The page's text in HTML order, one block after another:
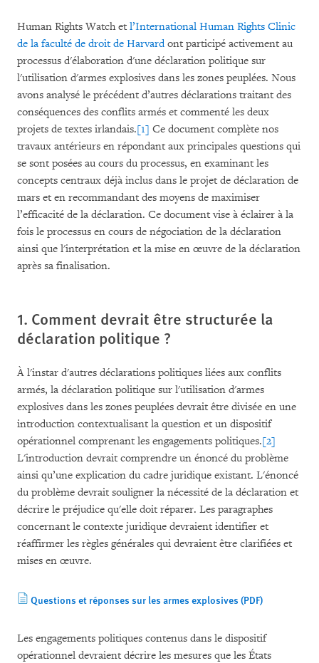
Human Rights Watch et l’International Human Rights Clinic
de la faculté de droit de Harvardont participé activement au
processus d'élaboration d'une déclaration politique sur
l'utilisation d'armes explosives dans les zones peuplées. Nous
avons analysé le précédent d’autres déclarations traitant des
conséquences des conflits armés et commenté les deux
projets de textes irlandais.[1] Ce document complète nos
travaux antérieurs en répondant aux principales questions qui
se sont posées au cours du processus, en examinant les
concepts centraux déjà inclus dans le projet de déclaration de
mars et en recommandant des moyens de maximiser
l’efficacité de la déclaration. Ce document vise à éclairer à la
fois le processus en cours de négociation de la déclaration
ainsi que l'interprétation et la mise en œuvre de la déclaration
après sa finalisation.
1. Comment devrait être structurée la
déclaration politique ?
À l'instar d'autres déclarations politiques liées aux conflits
armés, la déclaration politique sur l'utilisation d'armes
explosives dans les zones peuplées devrait être divisée en une
introduction contextualisant la question et un dispositif
opérationnel comprenant les engagements politiques.[2]
L'introduction devrait comprendre un énoncé du problème
ainsi qu’une explication du cadre juridique existant. L'énoncé
du problème devrait souligner la nécessité de la déclaration et
décrire le préjudice qu'elle doit réparer. Les paragraphes
concernant le contexte juridique devraient identifier et
réaffirmer les règles générales qui devraient être clarifiées et
mises en œuvre.
Questions et réponses sur les armes explosives (PDF)
Les engagements politiques contenus dans le dispositif
opérationnel devraient décrire les mesures que les États